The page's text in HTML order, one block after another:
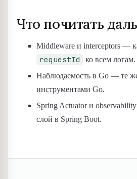
Что почитать
Middleware и interceptors —
requestId
ко всем логам.
Наблюдаемость в Go — те
инструментами Go.
Spring Actuator и
слой в Spring Boot.